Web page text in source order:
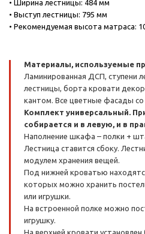
• Ширина лестницы: 484 мм
• Выступ лестницы: 795 мм
• Рекомендуемая высота матраса:
Материалы, используемые
Ламинированная ДСП, ступени
лестницы, борта кровати
кантом. Все цветные фасады
Комплект универсальный.
собирается и в левую, и в
Наполнение шкафа – полки +
Лестница ставится сбоку.
модулем хранения вещей.
Под нижней кроватью
которых можно хранить
или игрушки.
На встроенной полке можно
игрушку.
На верхней кровати